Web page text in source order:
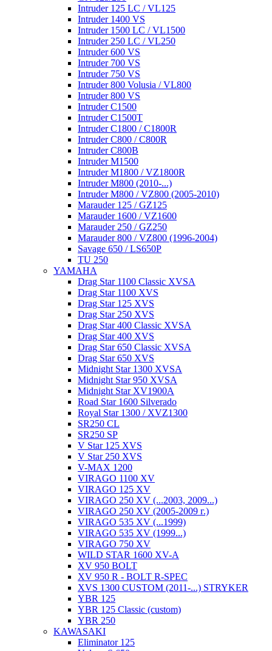
Intruder 125 LC / VL125
Intruder 1400 VS
Intruder 1500 LC / VL1500
Intruder 250 LC / VL250
Intruder 600 VS
Intruder 700 VS
Intruder 750 VS
Intruder 800 Volusia / VL800
Intruder 800 VS
Intruder C1500
Intruder C1500T
Intruder C1800 / C1800R
Intruder C800 / C800R
Intruder C800B
Intruder M1500
Intruder M1800 / VZ1800R
Intruder M800 (2010-...)
Intruder M800 / VZ800 (2005-2010)
Marauder 125 / GZ125
Marauder 1600 / VZ1600
Marauder 250 / GZ250
Marauder 800 / VZ800 (1996-2004)
Savage 650 / LS650P
TU 250
YAMAHA
Drag Star 1100 Classic XVSA
Drag Star 1100 XVS
Drag Star 125 XVS
Drag Star 250 XVS
Drag Star 400 Classic XVSA
Drag Star 400 XVS
Drag Star 650 Classic XVSA
Drag Star 650 XVS
Midnight Star 1300 XVSA
Midnight Star 950 XVSA
Midnight Star XV1900A
Road Star 1600 Silverado
Royal Star 1300 / XVZ1300
SR250 CL
SR250 SP
V Star 125 XVS
V Star 250 XVS
V-MAX 1200
VIRAGO 1100 XV
VIRAGO 125 XV
VIRAGO 250 XV (...2003, 2009...)
VIRAGO 250 XV (2005-2009 г.)
VIRAGO 535 XV (...1999)
VIRAGO 535 XV (1999...)
VIRAGO 750 XV
WILD STAR 1600 XV-A
XV 950 BOLT
XV 950 R - BOLT R-SPEC
XVS 1300 CUSTOM (2011-...) STRYKER
YBR 125
YBR 125 Classic (custom)
YBR 250
KAWASAKI
Eliminator 125